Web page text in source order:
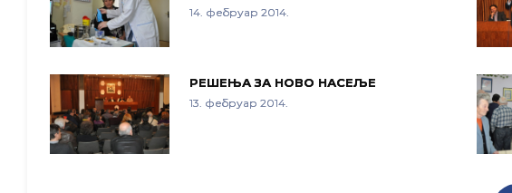
14. фебруар 2014.
РЕШЕЊА ЗА НОВО НАСЕЉЕ
13. фебруар 2014.